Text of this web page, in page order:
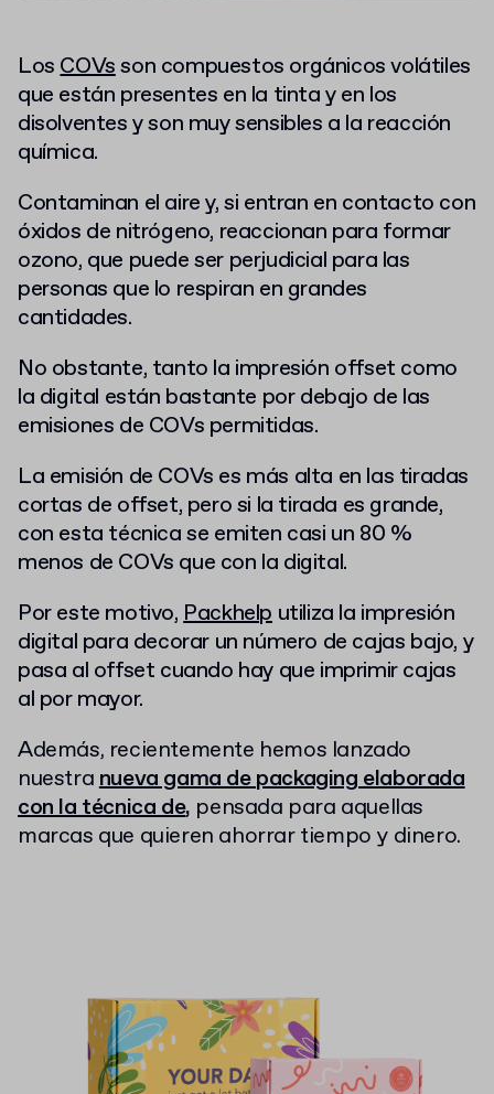
LosCOVsson compuestos orgánicos volátiles
que están presentes en la tinta y en los
disolventes y son muy sensibles a la reacción
química.
Contaminan el aire y, si entran en contacto con
óxidos de nitrógeno, reaccionan para formar
ozono, que puede ser perjudicial para las
personas que lo respiran en grandes
cantidades.
No obstante, tanto la impresión offset como
la digital están bastante por debajo de las
emisiones de COVs permitidas.
La emisión de COVs es más alta en las tiradas
cortas de offset, pero si la tirada es grande,
con esta técnica se emiten casi un 80 %
menos de COVs que con la digital.
Por este motivo,Packhelp utiliza la impresión
digital para decorar un número de cajas bajo, y
pasa al offset cuando hay que imprimir cajas
al por mayor.
Además, recientemente hemos lanzado
nuestranueva gama de packaging elaborada
con la técnica de, pensada para aquellas
marcas que quieren ahorrar tiempo y dinero.